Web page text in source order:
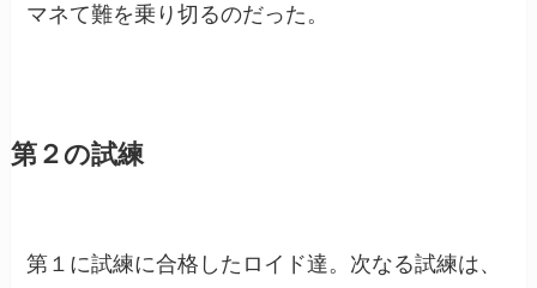
マネて難を乗り切るのだった。
第２の試練
第１に試練に合格したロイド達。次なる試練は、